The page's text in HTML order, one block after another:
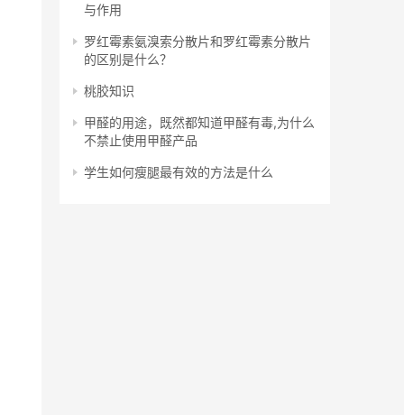
与作用
罗红霉素氨溴索分散片和罗红霉素分散片
的区别是什么？
桃胶知识
甲醛的用途，既然都知道甲醛有毒,为什么
不禁止使用甲醛产品
学生如何瘦腿最有效的方法是什么